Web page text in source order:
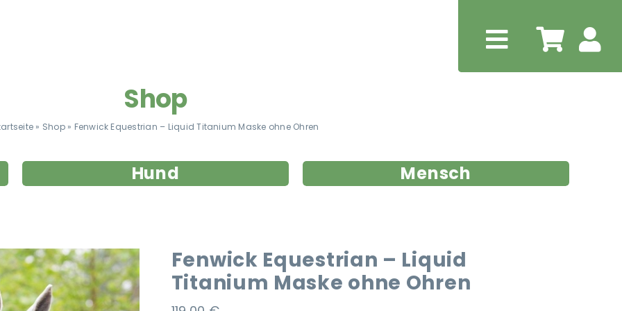
Shop
» Shop» Fenwick Equestrian – Liquid Titanium Maske ohne Ohren
Hund Mensch
Fenwick Equestrian – Liquid
Titanium Maske ohne Ohren